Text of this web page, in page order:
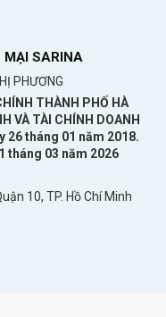
MẠI SARINA
PHƯƠNG
THÀNH PHỐ HÀ
VÀ TÀI CHÍNH DOANH
26 tháng 01 năm 2018.
tháng 03 năm 2026
10, TP. Hồ Chí Minh